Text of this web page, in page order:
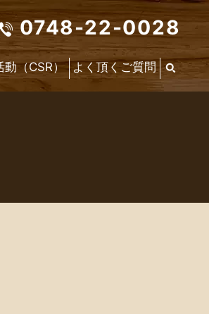
0748-22-0028
動（CSR） よく頂くご質問